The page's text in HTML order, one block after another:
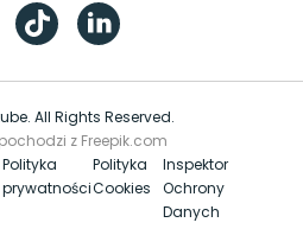
TikTok LinkedIn
All Rights Reserved.
z Freepik.com
Polityka
prywatności
Polityka
Cookies
Inspektor
Ochrony
Danych